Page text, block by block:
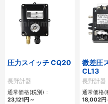
圧力スイッチ CQ20
長野計器
通常価格(税別)：
23,121円 ～
微差圧
CL13
長野計器
通常価格(
18,002円